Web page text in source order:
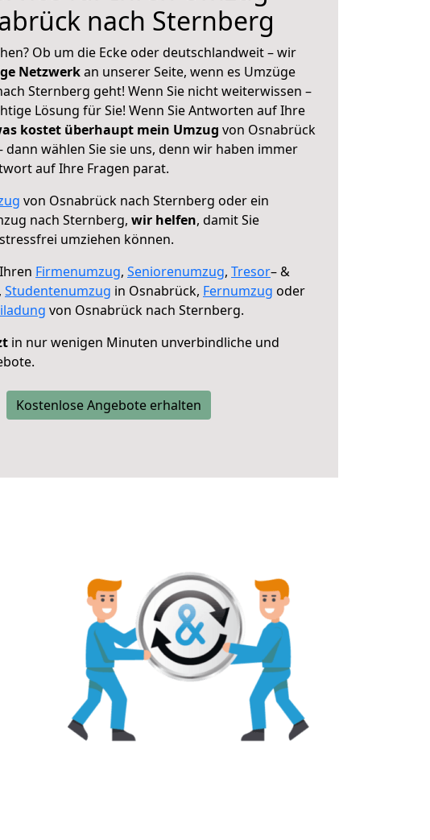
nach Sternberg
Ob um die Ecke oder deutschlandweit – wir
Netzwerkan unserer Seite, wenn es Umzüge
Sternberg geht! Wenn Sie nicht weiterwissen –
Lösung für Sie! Wenn Sie Antworten auf Ihre
kostet überhaupt mein Umzug von Osnabrück
dann wählen Sie sie uns, denn wir haben immer
auf Ihre Fragen parat.
von Osnabrück nach Sternberg oder ein
nach Sternberg, wir helfen, damit Sie
umziehen können.
Firmenumzug, Seniorenumzug, Tresor– &
, Studentenumzug in Osnabrück, Fernumzug oder
von Osnabrück nach Sternberg.
in nur wenigen Minuten unverbindliche und
Kostenlose Angebote erhalten